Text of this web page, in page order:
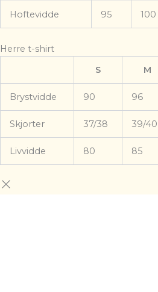
Hoftevidde 95 100
Herre t-shirt
S
M
Brystvidde 90 96
Skjorter 37/38 39/40
Livvidde 80 85